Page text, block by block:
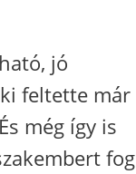
jó
feltette már
még így is